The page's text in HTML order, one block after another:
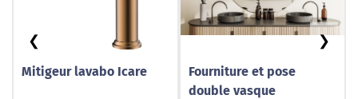
Mitigeur lavabo Icare
Fourniture et pose
double vasque
❮ ❯